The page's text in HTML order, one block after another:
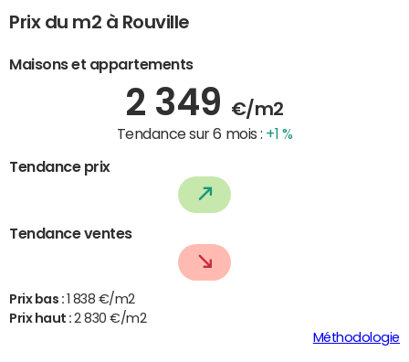
Prix du m2 à Rouville
Maisons et appartements
2 349 €/m2
Tendance sur 6 mois : +1 %
Tendance prix
Tendance ventes
Prix bas :
1 838 €/m2
Prix haut :2 830 €/m2
Méthodologie